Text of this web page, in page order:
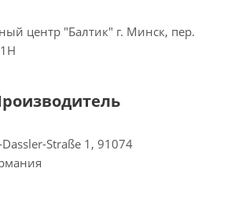
центр "Балтик" г. Минск, пер.
Straße 1, 91074